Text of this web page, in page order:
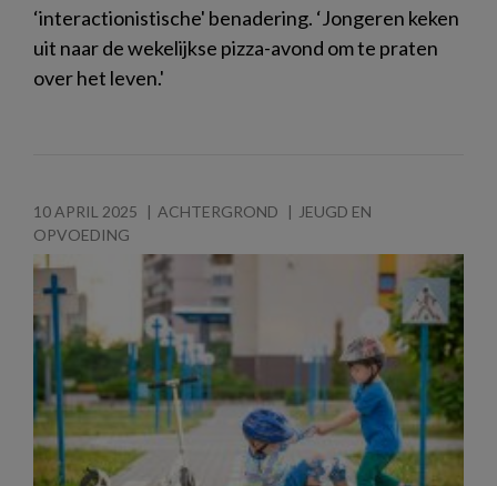
‘interactionistische' benadering. ‘Jongeren keken
uit naar de wekelijkse pizza-avond om te praten
over het leven.'
10 APRIL 2025 ACHTERGROND
JEUGD EN
OPVOEDING